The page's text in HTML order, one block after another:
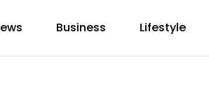
Business Lifestyle